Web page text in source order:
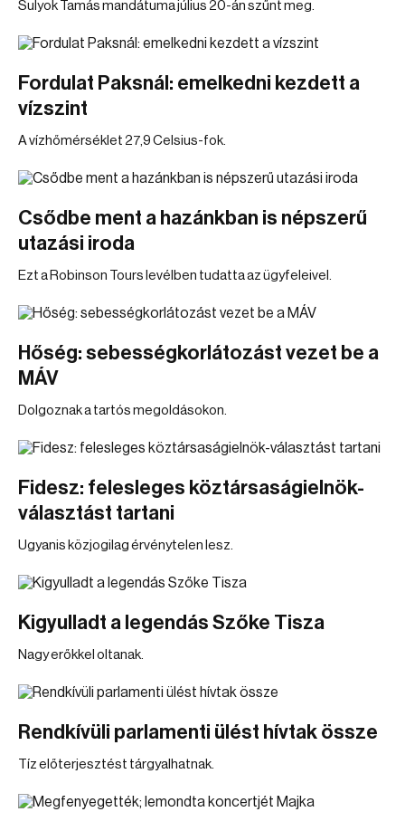
Sulyok Tamás mandátuma július 20-án szűnt meg.
Fordulat Paksnál: emelkedni kezdett a
vízszint
A vízhőmérséklet 27,9 Celsius-fok.
Csődbe ment a hazánkban is népszerű
utazási iroda
Ezt a Robinson Tours levélben tudatta az ügyfeleivel.
Hőség: sebességkorlátozást vezet be a
MÁV
Dolgoznak a tartós megoldásokon.
Fidesz: felesleges köztársaságielnök-
választást tartani
Ugyanis közjogilag érvénytelen lesz.
Kigyulladt a legendás Szőke Tisza
Nagy erőkkel oltanak.
Rendkívüli parlamenti ülést hívtak össze
Tíz előterjesztést tárgyalhatnak.